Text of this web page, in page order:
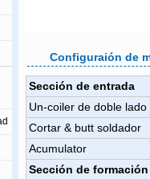
Configuraión de
Sección de entrada
Un-coiler de doble lado
Cortar & butt soldador
Acumulator
Sección de formación